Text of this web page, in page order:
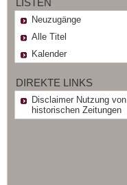
LISTEN
Neuzugänge
Alle Titel
Kalender
DIREKTE LINKS
Disclaimer Nutzung von
historischen Zeitungen